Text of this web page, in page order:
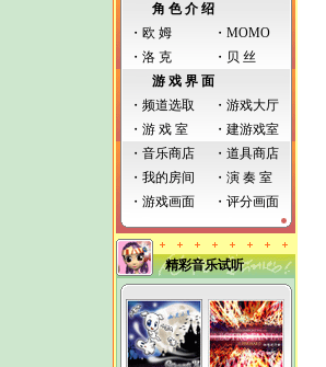
角 色 介 绍
・ 欧 姆 ・ MOMO
・ 洛 克 ・ 贝 丝
游 戏 界 面
・ 频道选取 ・ 游戏大厅
・ 游 戏 室 ・ 建游戏室
・ 音乐商店 ・ 道具商店
・ 我的房间 ・ 演 奏 室
・ 游戏画面 ・ 评分画面
精彩音乐试听